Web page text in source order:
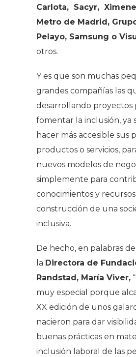
Carlota, Sacyr,
Metro de Madrid,
Pelayo, Samsung o
otros.
Y es que son muchas
grandes compañías las
desarrollando proyectos
fomentar la inclusión, ya
hacer más accesible sus
productos o servicios,
nuevos modelos de
simplemente para
conocimientos y
construcción de una
inclusiva.
De hecho, en palabras de
la Directora de
Randstad, María Viver,
muy especial porque
XX edición de unos
nacieron para dar
buenas prácticas en
inclusión laboral de las